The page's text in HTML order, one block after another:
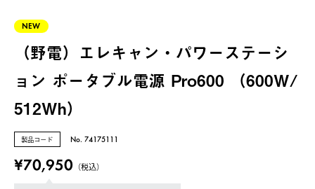
NEW
（野電）エレキャン・パワーステーシ
ョン ポータブル電源 Pro600 （600W/
512Wh）
製品コード No. 74175111
¥70,950 （税込）